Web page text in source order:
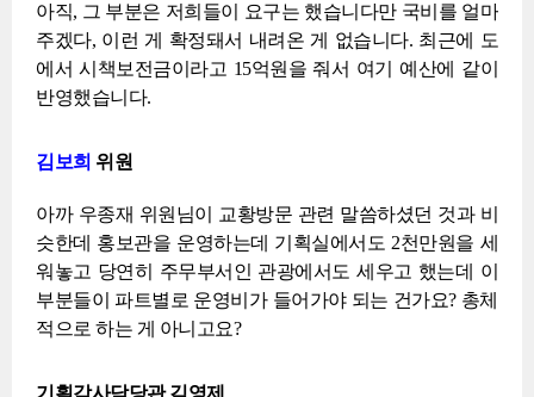
아직, 그 부분은 저희들이 요구는 했습니다만 국비를 얼마
주겠다, 이런 게 확정돼서 내려온 게 없습니다. 최근에 도
에서 시책보전금이라고 15억원을 줘서 여기 예산에 같이
반영했습니다.
김보희 위원
아까 우종재 위원님이 교황방문 관련 말씀하셨던 것과 비
슷한데 홍보관을 운영하는데 기획실에서도 2천만원을 세
워놓고 당연히 주무부서인 관광에서도 세우고 했는데 이
부분들이 파트별로 운영비가 들어가야 되는 건가요? 총체
적으로 하는 게 아니고요?
기획감사담당관 김영제